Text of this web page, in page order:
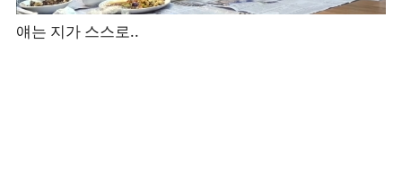
얘는 지가 스스로..